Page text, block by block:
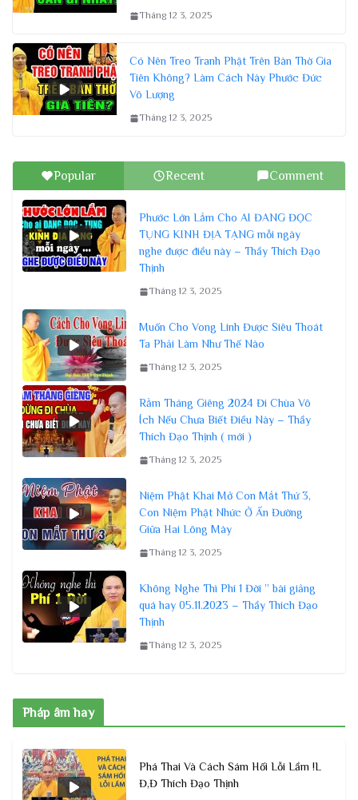
Tháng 12 3, 2025
Có Nên Treo Tranh Phật Trên Bàn Thờ Gia
Tiên Không? Làm Cách Này Phước Đức
Vô Lượng
Tháng 12 3, 2025
Popular Recent Comment
Phước Lớn Lắm Cho AI ĐANG ĐỌC
TỤNG KINH ĐỊA TẠNG mỗi ngày
nghe được điều này – Thầy Thích Đạo
Thịnh
Tháng 12 3, 2025
Muốn Cho Vong Linh Được Siêu Thoát
Ta Phải Làm Như Thế Nào
Tháng 12 3, 2025
Rằm Tháng Giêng 2024 Đi Chùa Vô
Ích Nếu Chưa Biết Điều Này – Thầy
Thích Đạo Thịnh ( mới )
Tháng 12 3, 2025
Niệm Phật Khai Mở Con Mắt Thứ 3,
Con Niệm Phật Nhức Ở Ấn Đường
Giữa Hai Lông Mày
Tháng 12 3, 2025
Không Nghe Thì Phí 1 Đời ” bài giảng
quá hay 05.11.2023 – Thầy Thích Đạo
Thịnh
Tháng 12 3, 2025
Pháp âm hay
Phá Thai Và Cách Sám Hối Lỗi Lầm !L
Đ,Đ Thích Đạo Thịnh